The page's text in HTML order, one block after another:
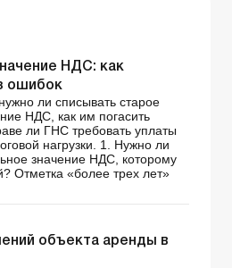
НДС: как
ошибок
ли списывать старое
НДС, как им погасить
ли ГНС требовать уплаты
нагрузки. 1. Нужно ли
значение НДС, которому
Отметка «более трех лет»
объекта аренды в